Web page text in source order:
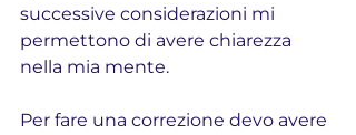
successive considerazioni mi
permettono di avere chiarezza
nella mia mente.
Per fare una correzione devo avere